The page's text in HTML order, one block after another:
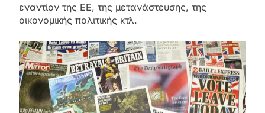
εναντίον της ΕΕ, της μετανάστευσης, της
οικονομικής πολιτικής κτλ.